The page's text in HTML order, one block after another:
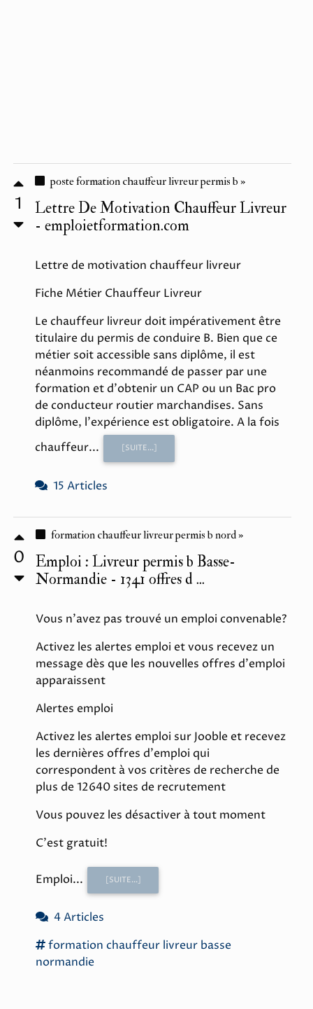
1
poste formation chauffeur livreur permis b »
Lettre De Motivation Chauffeur Livreur
- emploietformation.com
Lettre de motivation chauffeur livreur
Fiche Métier Chauffeur Livreur
Le chauffeur livreur doit impérativement être
titulaire du permis de conduire B. Bien que ce
métier soit accessible sans diplôme, il est
néanmoins recommandé de passer par une
formation et d'obtenir un CAP ou un Bac pro
de conducteur routier marchandises. Sans
diplôme, l'expérience est obligatoire. A la fois
chauffeur...
[SUITE...]
15 Articles
0
formation chauffeur livreur permis b nord »
Emploi : Livreur permis b Basse-
Normandie - 1341 offres d ...
Vous n'avez pas trouvé un emploi convenable?
Activez les alertes emploi et vous recevez un
message dès que les nouvelles offres d'emploi
apparaissent
Alertes emploi
Activez les alertes emploi sur Jooble et recevez
les dernières offres d'emploi qui
correspondent à vos critères de recherche de
plus de 12640 sites de recrutement
Vous pouvez les désactiver à tout moment
C'est gratuit!
Emploi... [SUITE...]
4 Articles
formation chauffeur livreur basse
normandie